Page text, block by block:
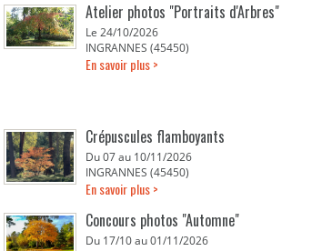
Atelier photos "Portraits d'Arbres"
Le 24/10/2026
INGRANNES (45450)
En savoir plus >
Crépuscules flamboyants
Du 07 au 10/11/2026
INGRANNES (45450)
En savoir plus >
Concours photos "Automne"
Du 17/10 au 01/11/2026